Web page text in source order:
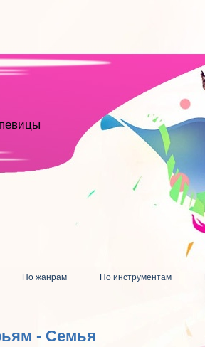
По жанрам По инструментам
- Семья